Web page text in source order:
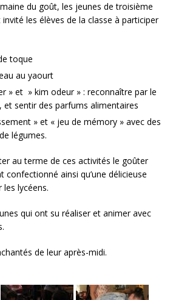
du goût, les jeunes de troisième
les élèves de la classe à participer
toque
au yaourt
» et » kim odeur » : reconnaître par le
et sentir des parfums alimentaires
» et « jeu de mémory » avec des
légumes.
au terme de ces activités le goûter
confectionné ainsi qu’une délicieuse
lycéens.
qui ont su réaliser et animer avec
de leur après-midi.